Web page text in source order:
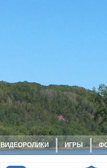
ВИДЕОРОЛИКИ ИГРЫ